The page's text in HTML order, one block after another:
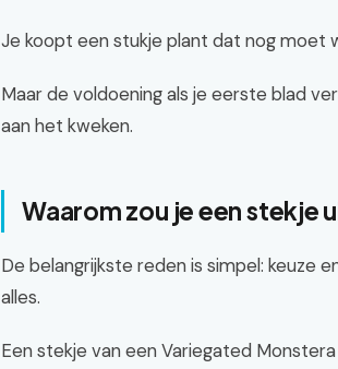
Je koopt een stukje plant dat nog moet
Maar de voldoening als je eerste blad
aan het kweken.
Waarom zou je een stekje
De belangrijkste reden is simpel: keuze
alles.
Een stekje van een Variegated